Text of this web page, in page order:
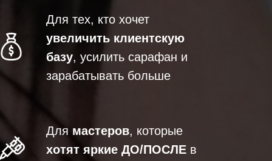
Для тех, кто хочет
увеличить клиентскую
базу, усилить сарафан и
зарабатывать больше
Для мастеров, которые
хотят яркие ДО/ПОСЛЕ в